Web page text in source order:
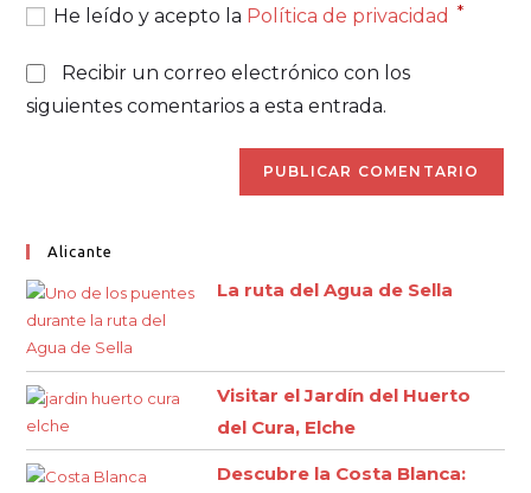
He leído y acepto la Política de privacidad *
Recibir un correo electrónico con los
siguientes comentarios a esta entrada.
Alicante
La ruta del Agua de Sella
Visitar el Jardín del Huerto
del Cura, Elche
Descubre la Costa Blanca: